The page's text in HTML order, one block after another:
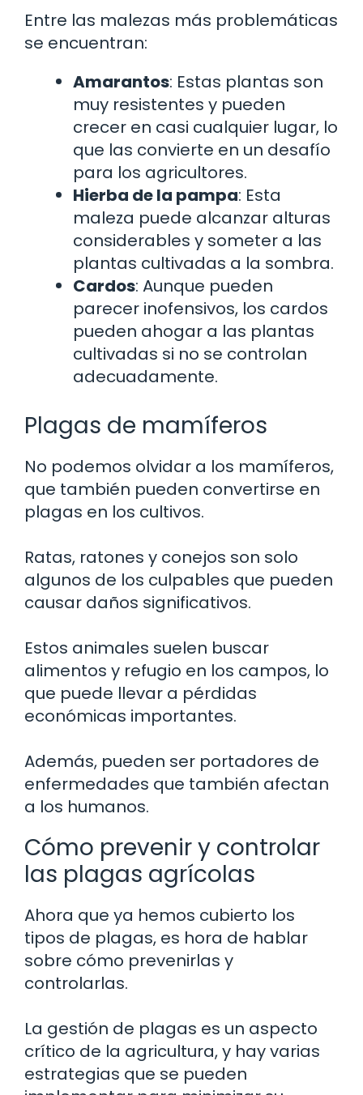
Entre las malezas más problemáticas
se encuentran:
Amarantos: Estas plantas son
muy resistentes y pueden
crecer en casi cualquier lugar, lo
que las convierte en un desafío
para los agricultores.
Hierba de la pampa: Esta
maleza puede alcanzar alturas
considerables y someter a las
plantas cultivadas a la sombra.
Cardos: Aunque pueden
parecer inofensivos, los cardos
pueden ahogar a las plantas
cultivadas si no se controlan
adecuadamente.
Plagas de mamíferos
No podemos olvidar a los mamíferos,
que también pueden convertirse en
plagas en los cultivos.
Ratas, ratones y conejos son solo
algunos de los culpables que pueden
causar daños significativos.
Estos animales suelen buscar
alimentos y refugio en los campos, lo
que puede llevar a pérdidas
económicas importantes.
Además, pueden ser portadores de
enfermedades que también afectan
a los humanos.
Cómo prevenir y controlar
las plagas agrícolas
Ahora que ya hemos cubierto los
tipos de plagas, es hora de hablar
sobre cómo prevenirlas y
controlarlas.
La gestión de plagas es un aspecto
crítico de la agricultura, y hay varias
estrategias que se pueden